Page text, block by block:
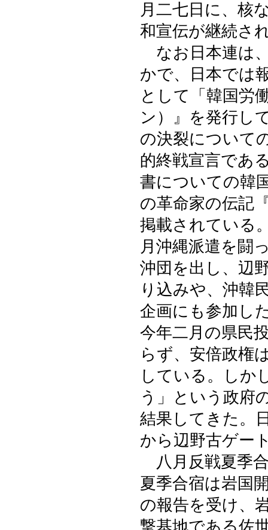
月二七日に、核
和宣伝が継続さ
なお日本連は
かで、日本では
として「韓国労
ン）』を発行し
の決裂について
的終戦宣言であ
書についての韓
の革命家の伝記
掲載されている
月沖縄派遣を闘
沖団を出し、辺
り込みや、沖韓
企画にも参加し
今年二月の県民
らず、安倍政権
している。しか
う」という政府
結果してきた。
から辺野古ゲー
八月反戦夏季
夏季合宿は岩国
の報告を受け、
撃基地である佐